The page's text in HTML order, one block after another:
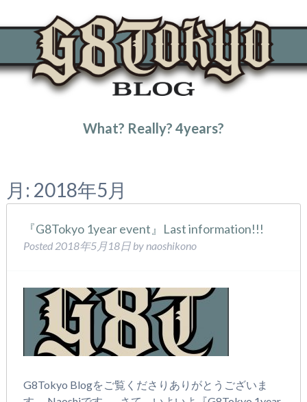
What? Really? 4years?
月: 2018年5月
『G8Tokyo 1year event』Last information!!!
Posted 2018年5月18日 by naoshikono
G8Tokyo Blogをご覧くださりありがとうございま